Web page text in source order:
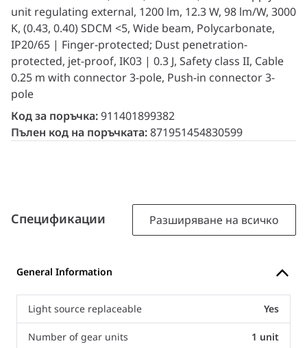
unit regulating external, 1200 lm, 12.3 W, 98 lm/W, 3000
K, (0.43, 0.40) SDCM <5, Wide beam, Polycarbonate,
IP20/65 | Finger-protected; Dust penetration-
protected, jet-proof, IK03 | 0.3 J, Safety class II, Cable
0.25 m with connector 3-pole, Push-in connector 3-
pole
Код за поръчка:911401899382
Пълен код на поръчката:871951454830599
Спецификации Разширяване на всичко
General Information
Light source replaceable Yes
Number of gear units 1 unit